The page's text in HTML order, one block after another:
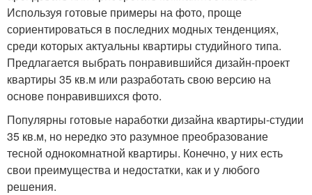
Используя готовые примеры на фото, проще
сориентироваться в последних модных тенденциях,
среди которых актуальны квартиры студийного типа.
Предлагается выбрать понравившийся дизайн-проект
квартиры 35 кв.м или разработать свою версию на
основе понравившихся фото.
Популярны готовые наработки дизайна квартиры-студии
35 кв.м, но нередко это разумное преобразование
тесной однокомнатной квартиры. Конечно, у них есть
свои преимущества и недостатки, как и у любого
решения.